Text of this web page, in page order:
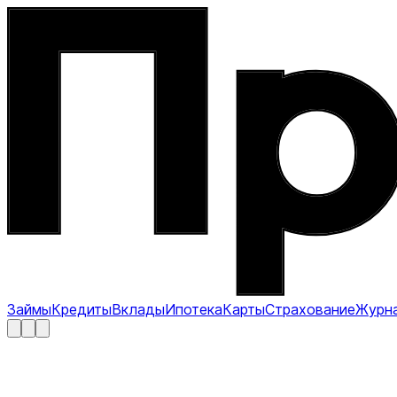
ЗаймыКредитыВкладыИпотекаКартыСтрахование